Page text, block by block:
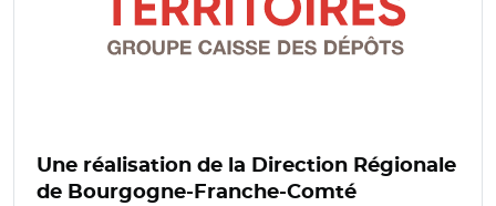
Une réalisation de la Direction Régionale
de Bourgogne-Franche-Comté